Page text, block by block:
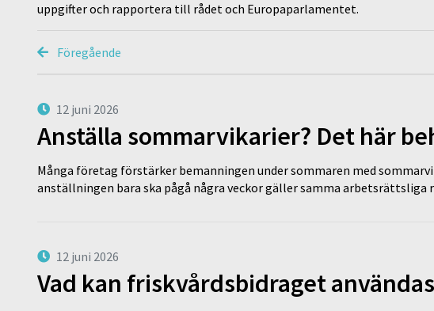
uppgifter och rapportera till rådet och Europaparlamentet.
Föregående
12 juni 2026
Anställa sommarvikarier? Det här
Många företag förstärker bemanningen under sommaren med
anställningen bara ska pågå några veckor gäller samma
12 juni 2026
Vad kan friskvårdsbidraget